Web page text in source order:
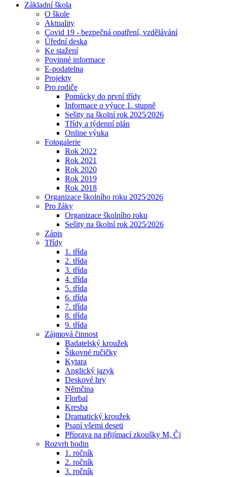
Základní škola
O škole
Aktuality
Covid 19 - bezpečná opatření, vzdělávání
Úřední deska
Ke stažení
Povinné informace
E-podatelna
Projekty
Pro rodiče
Pomůcky do první třídy
Informace o výuce 1. stupně
Sešity na školní rok 2025⁄2026
Třídy a týdenní plán
Online výuka
Fotogalerie
Rok 2022
Rok 2021
Rok 2020
Rok 2019
Rok 2018
Organizace školního roku 2025⁄2026
Pro žáky
Organizace školního roku
Sešity na školní rok 2025⁄2026
Zápis
Třídy
1. třída
2. třída
3. třída
4. třída
5. třída
6. třída
7. třída
8. třída
9. třída
Zájmová činnost
Badatelský kroužek
Šikovné ručičky
Kytara
Anglický jazyk
Deskové hry
Němčina
Florbal
Kresba
Dramatický kroužek
Psaní všemi deseti
Příprava na přijímací zkoušky M, Čj
Rozvrh hodin
1. ročník
2. ročník
3. ročník